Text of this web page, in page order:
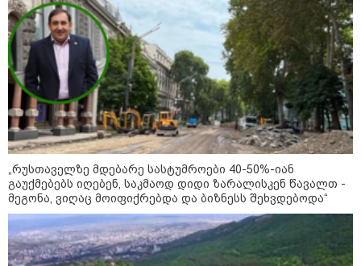
13:24 / 07-08-2026
"საქართველოსთვის თქვენზე ნაკლები
მებრძოლის დედა ვატირე!" - რას ამბობს
გიორგი ბარამიძე პროკურატურის
განცხადების შემდეგ
19:05 / 07-08-2026
"2008 წელს საქართველო
გადავარჩინეთ - აი, 2012 წლის
"გამარჯვება" ვინც იზეიმეთ,
სწორედ ეგ იყო ქართული
ისტორიული კატასტროფა და
რაც რუსმა ჯარით ვერ აიღო,
შიდა ღალატით გაინაღდა" -
მიხეილ სააკაშვილი
14:20 / 07-08-2026
„რუსთაველზე მდებარე სასტუმროები 40-50%-იან
გაუქმებებს იღებენ, საკმაოდ დიდი ზარალისკენ წავალთ -
მეგონა, ვიღაც მოიფიქრებდა და ბიზნესს შეხვდებოდა“